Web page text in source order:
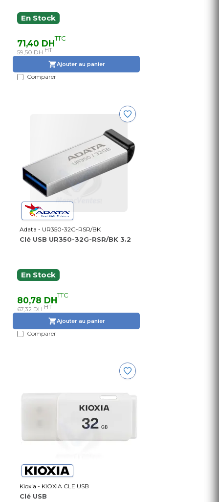
En Stock
71,40 DHTTC
59,50 DH HT
Ajouter au panier
Comparer
Adata - UR350-32G-RSR/BK
Clé USB UR350-32G-RSR/BK 3.2
En Stock
80,78 DHTTC
67,32 DH HT
Ajouter au panier
Comparer
Kioxia - KIOXIA CLE USB
Clé USB